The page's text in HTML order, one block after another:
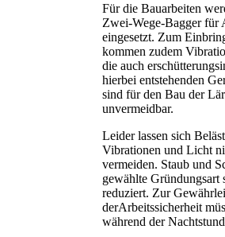
Für die Bauarbeiten
Zwei-Wege-Bagger für
eingesetzt. Zum
kommen zudem
die auch
hierbei entstehenden
sind für den Bau der
unvermeidbar.
Leider lassen sich
Vibrationen und Licht
vermeiden. Staub und
gewählte
reduziert. Zur
derArbeitssicherheit
während der